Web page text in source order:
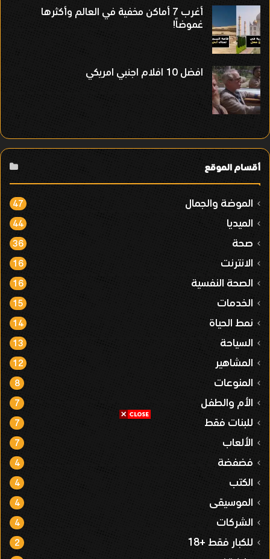
أغرب 7 أماكن مخفية في العالم وأكثرها
غموضاً!
افضل 10 افلام اجنبي امريكي
أقسام الموقع
الموضة والجمال 47
الميديا 44
صحة 36
الانترنت 16
الصحة النفسية 16
الخدمات 15
نمط الحياة 14
السياحة 13
المشاهير 12
المنوعات 8
الأم والطفل 7
للبنات فقط 7
الألعاب 7
فضفضة 4
الكتب 4
الموسيقى 4
الشركات 4
للكبار فقط +18 2